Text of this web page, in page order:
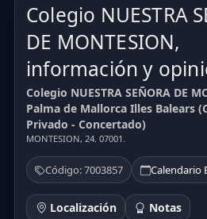
Colegio NUESTRA
DE MONTESION,
información y
Colegio NUESTRA SEÑORA DE
Palma de Mallorca Illes Balears
Privado - Concertado)
MONTESION, 24. 07001.
Código: 7003857 Calendario
Localización
Notas